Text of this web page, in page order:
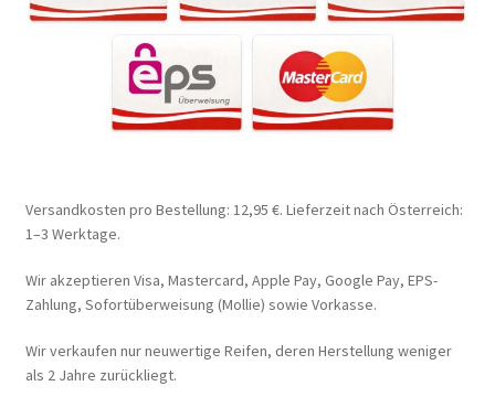
Versandkosten pro Bestellung: 12,95 €. Lieferzeit nach Österreich:
1–3 Werktage.
Wir akzeptieren Visa, Mastercard, Apple Pay, Google Pay, EPS-
Zahlung, Sofortüberweisung (Mollie) sowie Vorkasse.
Wir verkaufen nur neuwertige Reifen, deren Herstellung weniger
als 2 Jahre zurückliegt.